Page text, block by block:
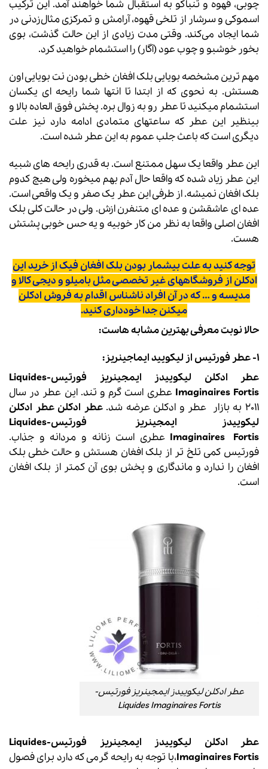
چوبی، قهوه و تنباکو به استقبال شما خواهند آمد. این ترکیب
اسموکی و سرشار از تلخی قهوه، آرامش و تمرکزی مثال‌زدنی در
شما ایجاد می‌کند. وقتی مدت زیادی از این حالت گذشت، بوی
بخور خوشبو و چوب عود (آگار) را استشمام خواهید کرد.
مهم ترین مشخصه بویایی بلک افغان خطی بودن نت بویایی اون
هستش. به نحوی که از ابتدا تا انتها شما رایحه ای یکسان
استشمام میکنید تا عطر رو به زوال بره. پخش فوق العاده بالا و
بینظیر این عطر که ساعتهای متمادی ادامه دارد نیز علت
دیگری است که باعث جلب عموم به این عطر شده است.
این عطر واقعا یک سهل ممتنع است. به قدری رایحه های شبیه
این عطر زیاد شده که واقعا حال آدم بهم میخوره ولی هیچ کدوم
بلک افغان نمیشه. از طرفی این عطر یک صفر و یک واقعی است.
عده ای عاشقشن و عده ای متنفرن ازش. ولی در حالت کلی بلک
افغان اصلی واقعا به نظر من کار خوبیه و یه حس خوبی پشتش
هست.
توجه کنید به علت بیشمار بودن بلک افغان فیک از خرید این
ادکلن از فروشگاههای غیر تخصصی مثل بامیلو و دیجی کالا و
مدیسه و … که در آن افراد ناشناس اقدام به فروش ادکلن
میکنن جدا خودداری کنید.
حالا نوبت معرفی بهترین مشابه هاست:
۱- عطر
فورتیس از لیکویید ایماجینریز:
عطر ادکلن ليکوييدز ايمجينريز فورتیس-Liquides
Imaginaires Fortis عطری است گرم و تند. این عطر در سال
2011 به بازار عطر و ادکلن عرضه شد.
عطر ادکلن عطر ادکلن
ليکوييدز ايمجينريز فورتیس-Liquides
Imaginaires Fortis عطری است زنانه و مردانه و جذاب.
فورتیس کمی تلخ تر از بلک افغان هستش و حالت خطی بلک
افغان را ندارد و ماندگاری و پخش بوی آن کمتر از بلک افغان
است.
عطر ادکلن ليکوييدز ايمجينريز فورتیس-
Liquides Imaginaires Fortis
عطر ادکلن ليکوييدز ايمجينريز فورتیس-Liquides
Imaginaires Fortis،با توجه به رایحه گرمی که دارد برای فصول